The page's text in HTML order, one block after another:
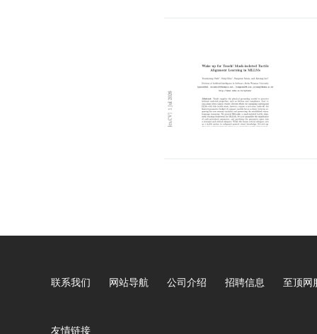
联系我们 网站导航 公司介绍 招聘信息 至顶网
友情链接